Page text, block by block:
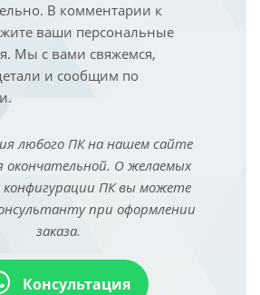
В комментарии к
ваши персональные
Мы с вами свяжемся,
и сообщим по
любого ПК на нашем сайте
окончательной. О желаемых
конфигурации ПК вы можете
при оформлении
заказа.
Консультация